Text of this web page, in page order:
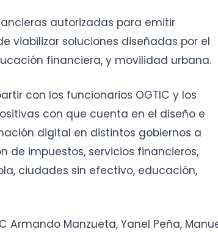
autorizadas para emitir
viabilizar soluciones diseñadas por el
financiera, y movilidad urbana.
con los funcionarios OGTIC y los
con que cuenta en el diseño e
digital en distintos gobiernos a
de impuestos, servicios financieros,
ciudades sin efectivo, educación,
Armando Manzueta, Yanel Peña,